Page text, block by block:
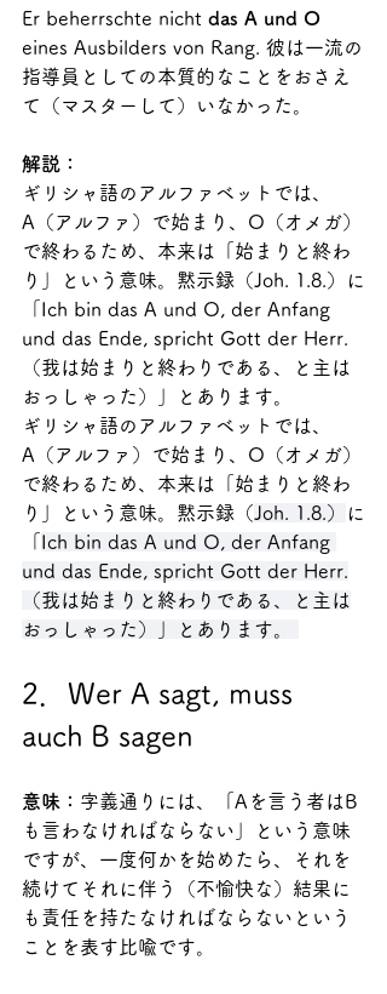
Er beherrschte nicht das A und O
eines Ausbilders von Rang. 彼は一流の
指導員としての本質的なことをおさえ
て（マスターして）いなかった。
解説：
ギリシャ語のアルファベットでは、
A（アルファ）で始まり、O（オメガ）
で終わるため、本来は「始まりと終わ
り」という意味。黙示録（Joh. 1.8.）に
「Ich bin das A und O, der Anfang
und das Ende, spricht Gott der Herr.
（我は始まりと終わりである、と主は
おっしゃった）」とあります。
ギリシャ語のアルファベットでは、
A（アルファ）で始まり、O（オメガ）
で終わるため、本来は「始まりと終わ
り」という意味。黙示録（ Joh. 1.8.）
に
Ich bin das A und O, der Anfang
und das Ende, spricht Gott der Herr.
（我は始まりと終わりである、と主は
おっしゃった）」とあります。
2．Wer A sagt, muss
auch B sagen
意味： 字義通りには、「Aを言う者はB
も言わなければならない」という意味
ですが、一度何かを始めたら、それを
続けてそれに伴う（不愉快な）結果に
も責任を持たなければならないという
ことを表す比喩です。